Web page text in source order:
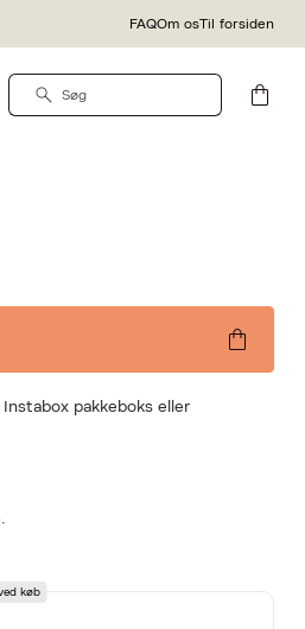
FAQOm osTil forsiden
pakkeboks eller
køb